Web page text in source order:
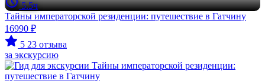
5.5ч
Тайны императорской резиденции: путешествие в Гатчину
16990 ₽
5 23 отзыва
за экскурсию